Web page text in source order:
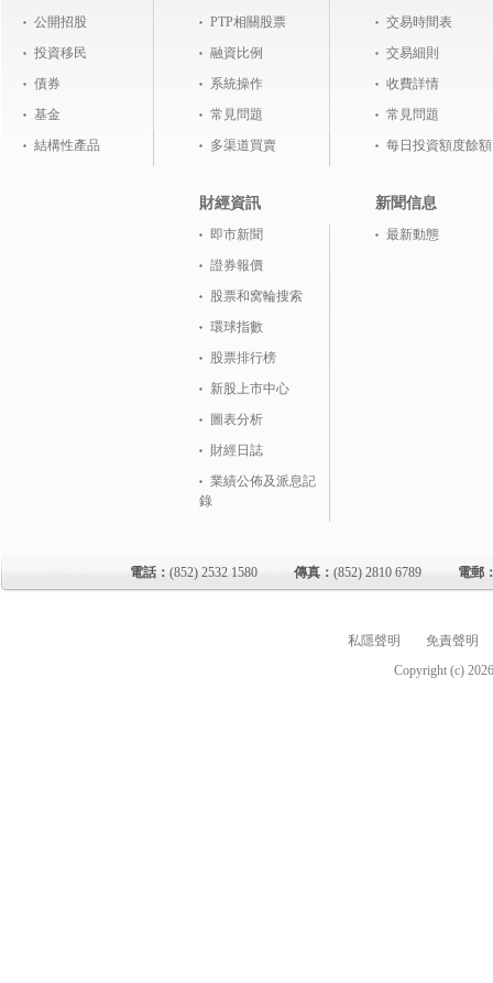
公開招股
投資移民
債券
基金
結構性產品
PTP相關股票
融資比例
系統操作
常見問題
多渠道買賣
財經資訊
即市新聞
證券報價
股票和窝輪搜索
環球指數
股票排行榜
新股上市中心
圖表分析
財經日誌
業績公佈及派息記
錄
交易時間表
交易細則
收費詳情
常見問題
每日投資額度餘額
新聞信息
最新動態
電話： (852) 2532 1580 傳真： (852) 2810 6789 電郵
私隱聲明
免責聲明
Copyright (c)